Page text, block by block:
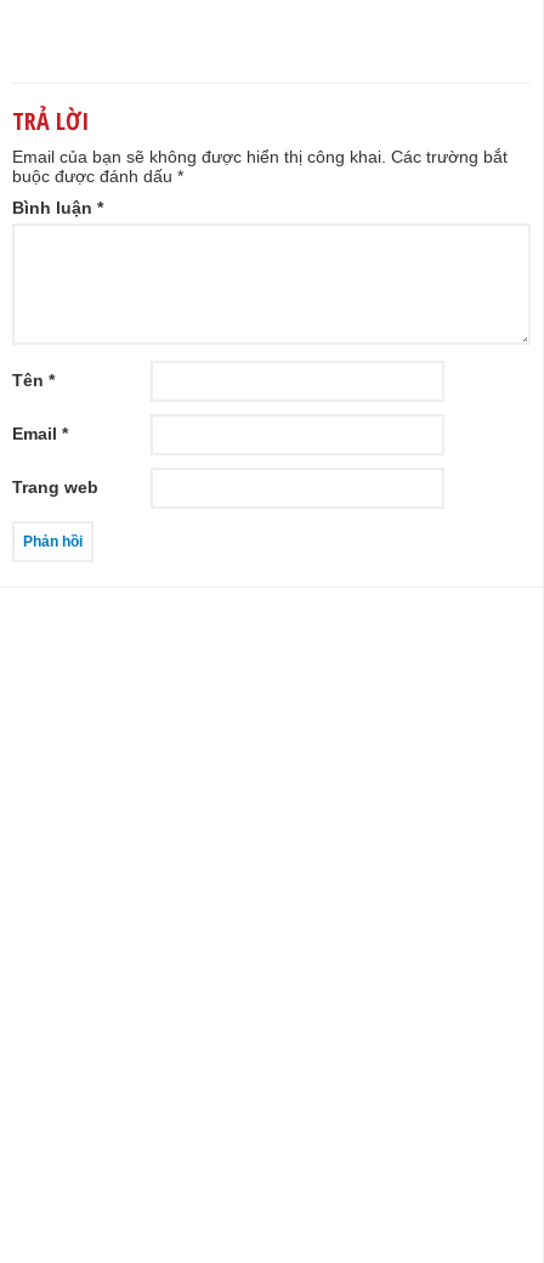
TRẢ LỜI
Email của bạn sẽ không được hiển thị công khai. Các trường bắt
buộc được đánh dấu *
Bình luận *
Tên *
Email *
Trang web